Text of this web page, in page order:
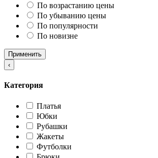
По возрастанию цены
По убыванию цены
По популярности
По новизне
Применить
‹
Категория
Платья
Юбки
Рубашки
Жакеты
Футболки